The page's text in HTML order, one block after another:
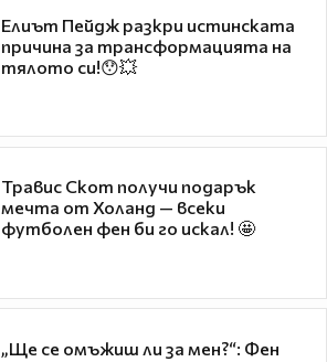
Елиът Пейдж разкри истинската
причина за трансформацията на
тялото си!😯💥
Травис Скот получи подарък
мечта от Холанд — всеки
футболен фен би го искал! 🤩
„Ще се омъжиш ли за мен?“: Фен